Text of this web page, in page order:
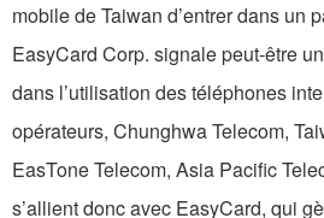
mobile de Taiwan d’entrer dans un
EasyCard Corp. signale peut-être
dans l’utilisation des téléphones
opérateurs, Chunghwa Telecom,
EasTone Telecom, Asia Pacific
s’allient donc avec EasyCard, qui